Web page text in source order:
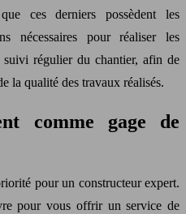
ces derniers possèdent les
nécessaires pour réaliser les
suivi régulier du chantier, afin de
la qualité des travaux réalisés.
comme gage de
pour un constructeur expert.
pour vous offrir un service de